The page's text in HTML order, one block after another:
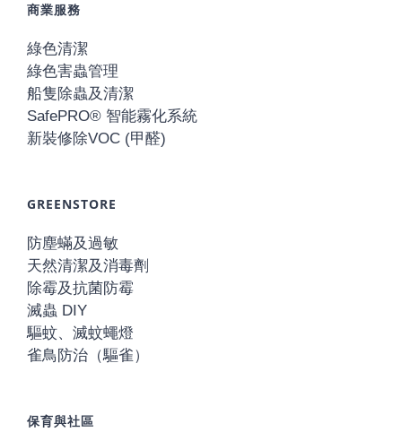
商業服務
綠色清潔
綠色害蟲管理
船隻除蟲及清潔
SafePRO® 智能霧化系統
新裝修除VOC (甲醛)
GREENSTORE
防塵蟎及過敏
天然清潔及消毒劑
除霉及抗菌防霉
滅蟲 DIY
驅蚊、滅蚊蠅燈
雀鳥防治（驅雀）
保育與社區